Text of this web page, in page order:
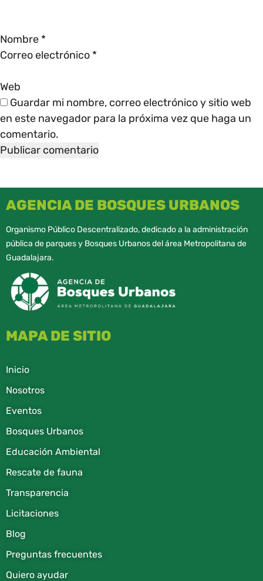
Nombre *
Correo electrónico *
Web
Guardar mi nombre, correo electrónico y sitio web
en este navegador para la próxima vez que haga un
comentario.
AGENCIA DE BOSQUES URBANOS
Organismo Público Descentralizado, dedicado a la administración
pública de parques y Bosques Urbanos del área Metropolitana de
Guadalajara.
MAPA DE SITIO
Inicio
Nosotros
Eventos
Bosques Urbanos
Educación Ambiental
Rescate de fauna​
Transparencia
Licitaciones
Blog
Preguntas frecuentes
Quiero ayudar